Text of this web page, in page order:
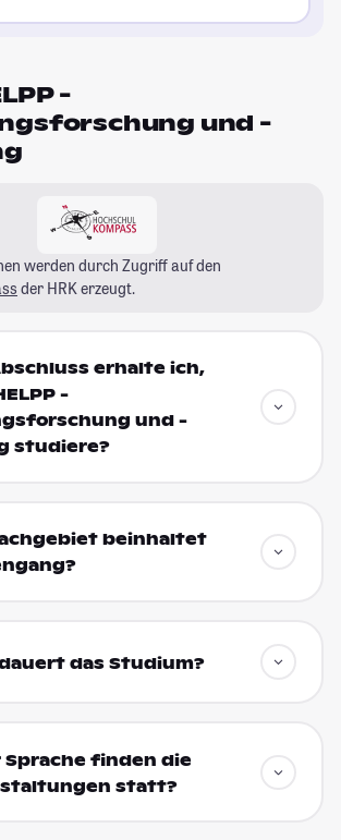
-
und -
werden durch Zugriff auf den
der HRK erzeugt.
erhalte ich,
-
und -
studiere?
beinhaltet
das Studium?
Sprache finden die
statt?